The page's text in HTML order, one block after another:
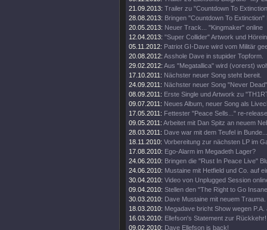
21.09.2013: Trailer zu "Countdown To
28.08.2013: Bringen "Countdown To Extinction"
20.05.2013: Neuer Track... "Kingmaker" online
12.04.2013: "Super Collider" Artwork und
05.11.2012: Patriot GI-Dave wird vom Militär
20.08.2012: Asshole Dave in stupider Topform.
29.02.2012: Aus "Megatallica" wird (vorerst)
17.10.2011: Nächster neuer Song steht bereit.
24.09.2011: Nächster neuer Song "Never
08.09.2011: Erste Single und Artwork zu
09.07.2011: Neues Album, neuer Song als
17.05.2011: Fettester "Peace Sells..." re-
09.05.2011: Arbeitet mit Dan Spitz an neuem
28.03.2011: Dave war mit dem Teufel in Bunde...
18.11.2010: Vorbereitung zur nächsten LP im
17.08.2010: Ego-Alarm im Megadeth Lager?
24.06.2010: Bringen die "Rust In Peace Live"
24.06.2010: Mustaine mit Hetfield und Co. auf
30.04.2010: Video von Unplugged Session
09.04.2010: Stellen den "The Right to Go
30.03.2010: Dave Mustaine mit neuem Trauma.
18.03.2010: Megadave bricht Show wegen P.A.
16.03.2010: Ellefson's Statement zur Rückkehr!
09.02.2010: Dave Ellefson is back!